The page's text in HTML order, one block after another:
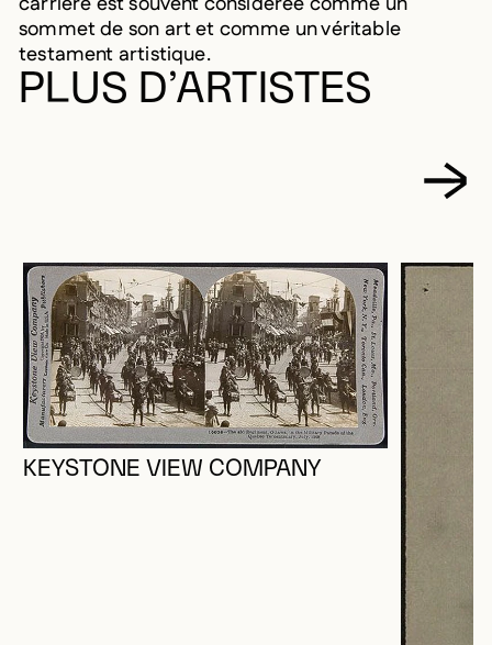
sommet de son art et comme un véritable
testament artistique.
PLUS D’ARTISTES
KEYSTONE VIEW COMPANY